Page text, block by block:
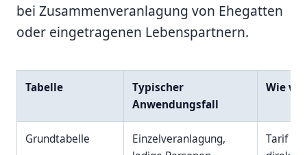
bei Zusammenveranlagung von Ehegatten
oder eingetragenen Lebenspartnern.
Tabelle
Typischer
Anwendungsfall
Wie
Grundtabelle
Einzelveranlagung,
Tarif